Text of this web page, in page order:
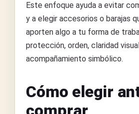
Este enfoque ayuda a evitar
y a elegir accesorios o barajas
aporten algo a tu forma de
protección, orden, claridad
acompañamiento simbólico.
Cómo elegir